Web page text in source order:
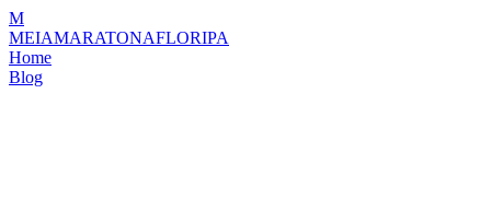
M
MEIAMARATONAFLORIPA
Home
Blog